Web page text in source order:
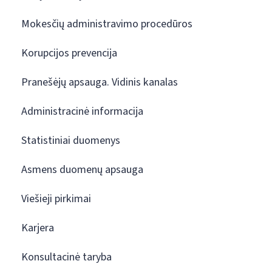
Mokesčių administravimo procedūros
Korupcijos prevencija
Pranešėjų apsauga. Vidinis kanalas
Administracinė informacija
Statistiniai duomenys
Asmens duomenų apsauga
Viešieji pirkimai
Karjera
Konsultacinė taryba